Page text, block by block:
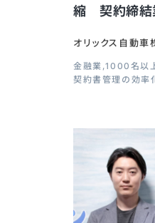
縮 契約締結
オリックス自動車
金融業 1000名以
契約書管理の効率